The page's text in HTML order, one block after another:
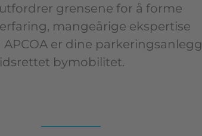
grensene for å forme
mangeårige ekspertise
er dine parkeringsanlegg
bymobilitet.